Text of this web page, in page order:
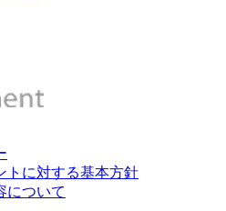
トに対する基本方針
について